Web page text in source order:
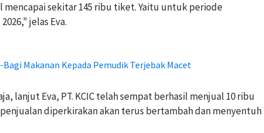
sekitar 145 ribu tiket. Yaitu untuk periode
jelas Eva.
Makanan Kepada Pemudik Terjebak Macet
lanjut Eva, PT. KCIC telah sempat berhasil menjual 10 ribu
diperkirakan akan terus bertambah dan menyentuh